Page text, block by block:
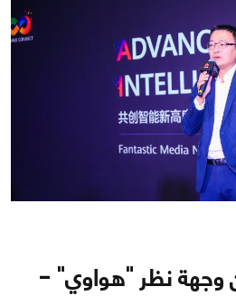
وجهة نظر "هواوي" -